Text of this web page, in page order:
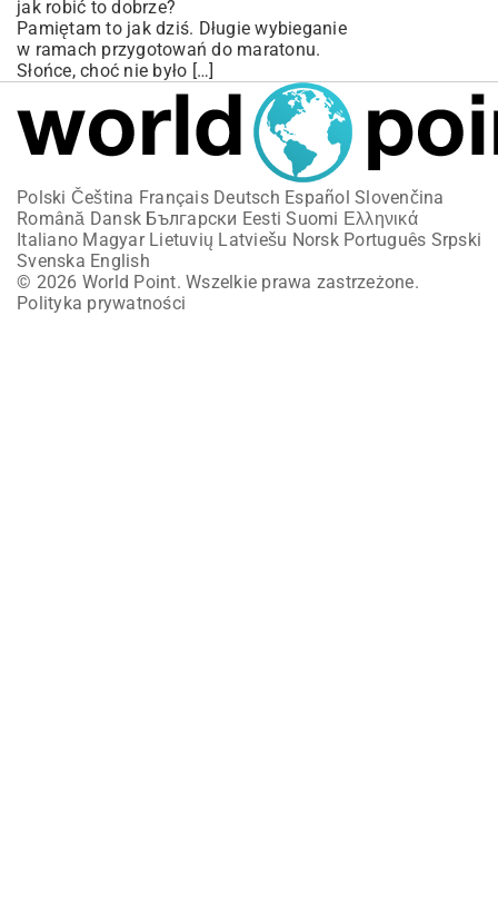
jak robić to dobrze?
Pamiętam to jak dziś. Długie wybieganie
w ramach przygotowań do maratonu.
Słońce, choć nie było […]
Polski Čeština Français Deutsch Español Slovenčina
Română Dansk Български Eesti Suomi Ελληνικά
Italiano Magyar Lietuvių Latviešu Norsk Português Srpski
Svenska English
© 2026 World Point. Wszelkie prawa zastrzeżone.
Polityka prywatności